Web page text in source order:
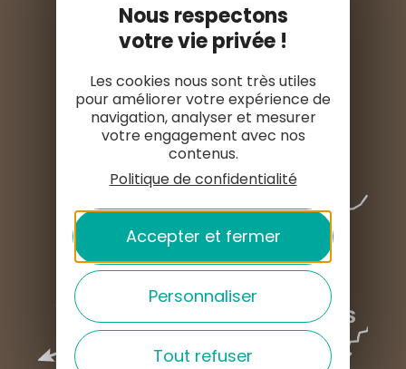
ESPACE PRO
ESPACE PRESSE
Nous respectons
votre vie privée !
Les cookies nous sont très utiles
pour améliorer votre expérience de
navigation, analyser et mesurer
votre engagement avec nos
contenus.
Politique de confidentialité
Accepter et fermer
Personnaliser
Tout refuser